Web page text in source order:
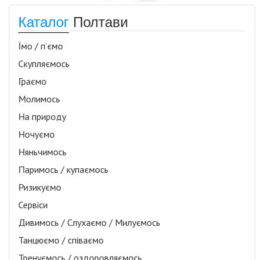
Каталог Полтави
Їмо / п’ємо
Скупляємось
Граємо
Молимось
На природу
Ночуємо
Няньчимось
Паримось / купаємось
Ризикуємо
Сервіси
Дивимось / Слухаємо / Милуємось
Танцюємо / співаємо
Тренуємось / оздоровляємось